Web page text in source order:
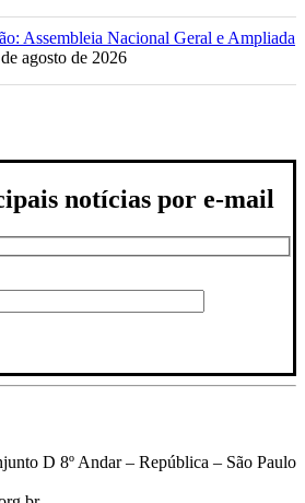
Assembleia Nacional Geral e Ampliada
agosto de 2026
notícias por e-mail
D 8º Andar – República – São Paulo